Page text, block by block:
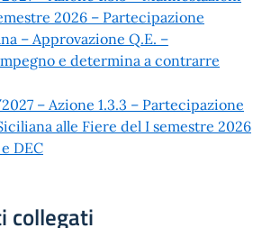
2026 – Partecipazione
– Approvazione Q.E. –
e determina a contrarre
– Azione 1.3.3 – Partecipazione
alle Fiere del I semestre 2026
DEC
collegati